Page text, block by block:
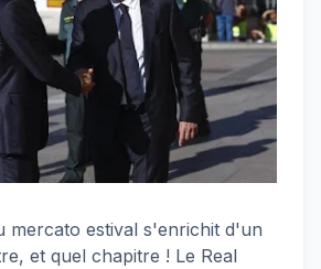
mercato estival s'enrichit d'un
et quel chapitre ! Le Real